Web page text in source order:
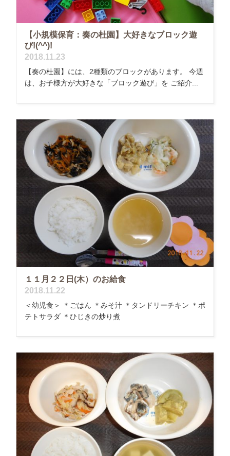
【小規模保育：奏の杜園】大好きなブロック遊
び!(^^)!
2018.11.23
【奏の杜園】には、2種類のブロックがあります。 今週
は、お子様方が大好きな「ブロック遊び」を ご紹介...
１１月２２日(木）のお給食
2018.11.22
＜幼児食＞ ＊ごはん ＊みそ汁 ＊タンドリーチキン ＊ポ
テトサラダ ＊ひじきの炒り煮